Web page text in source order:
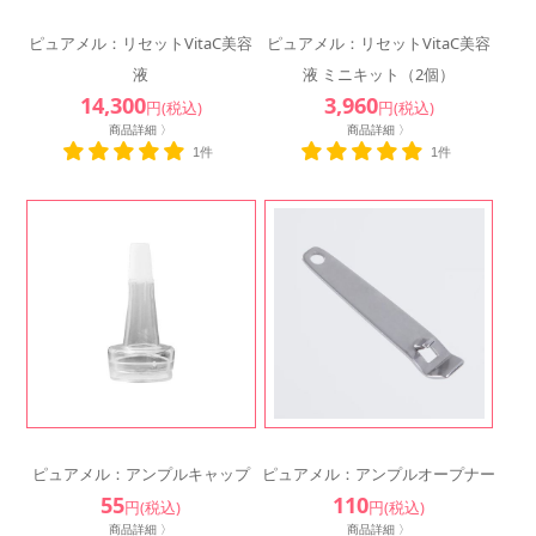
ピュアメル：リセットVitaC美容
液
14,300円(税込)
商品詳細 〉
1件
ピュアメル：リセットVitaC美容
液 ミニキット（2個）
3,960円(税込)
商品詳細 〉
1件
ピュアメル：アンプルキャップ
55円(税込)
商品詳細 〉
ピュアメル：アンプルオープナー
110円(税込)
商品詳細 〉